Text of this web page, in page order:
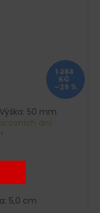
1 283
KČ
–29 %
50 mm
dní
5,0 cm